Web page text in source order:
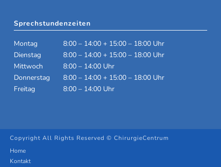
Sprechstundenzeiten
Montag
8:00 – 14:00 + 15:00 – 18:00 Uhr
Dienstag
8:00 – 14:00 + 15:00 – 18:00 Uhr
Mittwoch
8:00 – 14:00 Uhr
Donnerstag
8:00 – 14:00 + 15:00 – 18:00 Uhr
Freitag
8:00 – 14:00 Uhr
Copyright All Rights Reserved © ChirurgieCentrum
Home
Kontakt